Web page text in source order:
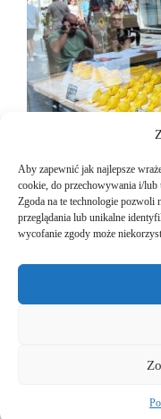
Aby zapewnić jak najlepsze
cookie, do przechowywania i/
Zgoda na te technologie pozwoli
przeglądania lub unikalne
wycofanie zgody może
Kiedy spacerujesz po
Jednak po kilku
rozdziawionymi
w brzuchu. To